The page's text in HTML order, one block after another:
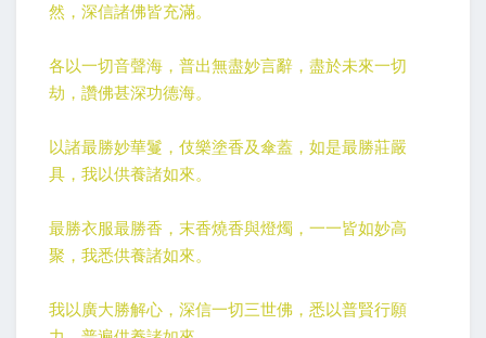
然，深信諸佛皆充滿。
各以一切音聲海，普出無盡妙言辭，盡於未來一切
劫，讚佛甚深功德海。
以諸最勝妙華鬘，伎樂塗香及傘蓋，如是最勝莊嚴
具，我以供養諸如來。
最勝衣服最勝香，末香燒香與燈燭，一一皆如妙高
聚，我悉供養諸如來。
我以廣大勝解心，深信一切三世佛，悉以普賢行願